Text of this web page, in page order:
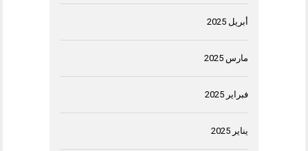
أبريل 2025
مارس 2025
فبراير 2025
يناير 2025